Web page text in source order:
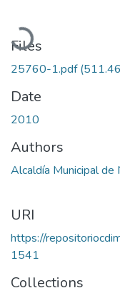
Loading...
Files
25760-1.pdf
Date
2010
Authors
Alcaldía Municipal de
URI
https://
1541
Collections